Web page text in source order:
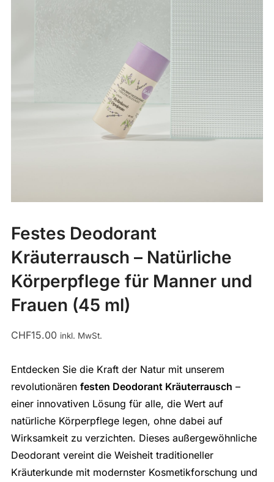
Festes Deodorant
Kräuterrausch – Natürliche
Körperpflege für Manner und
Frauen (45 ml)
CHF15.00 inkl. MwSt.
Entdecken Sie die Kraft der Natur mit unserem
revolutionären festen Deodorant Kräuterrausch –
einer innovativen Lösung für alle, die Wert auf
natürliche Körperpflege legen, ohne dabei auf
Wirksamkeit zu verzichten. Dieses außergewöhnliche
Deodorant vereint die Weisheit traditioneller
Kräuterkunde mit modernster Kosmetikforschung und